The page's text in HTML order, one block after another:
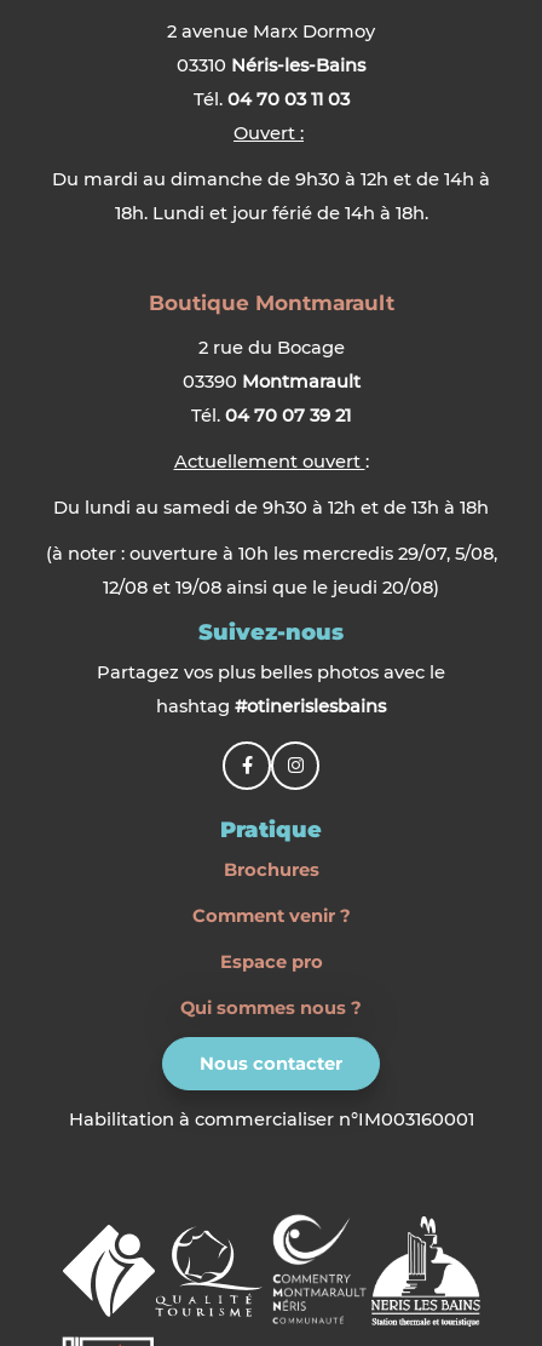
2 avenue Marx Dormoy
03310 Néris-les-Bains
Tél. 04 70 03 11 03
Ouvert :
Du mardi au dimanche de 9h30 à 12h et de 14h à
18h. Lundi et jour férié de 14h à 18h.
Boutique Montmarault
2 rue du Bocage
03390 Montmarault
Tél. 04 70 07 39 21
Actuellement ouvert :
Du lundi au samedi de 9h30 à 12h et de 13h à 18h
(à noter : ouverture à 10h les mercredis 29/07, 5/08,
12/08 et 19/08 ainsi que le jeudi 20/08)
Suivez-nous
Partagez vos plus belles photos avec le
hashtag #otinerislesbains
Pratique
Brochures
Comment venir ?
Espace pro
Qui sommes nous ?
Nous contacter
Habilitation à commercialiser n°IM003160001